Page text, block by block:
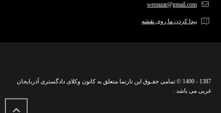
westazar@gmail.com
پیدا کردن ما روی نقشه
1387 - 1400 © تمامی حقـوق این تارنما متعلق به کانون وکلای دادگستری آذربایجان
غربی می باشد .